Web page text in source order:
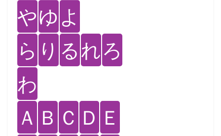
やゆ よ
ら り るれろ
わ
Ａ Ｂ Ｃ Ｄ Ｅ